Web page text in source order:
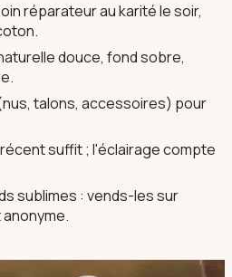
réparateur au karité le soir,
douce, fond sobre,
talons, accessoires) pour
suffit ; l'éclairage compte
sublimes : vends-les sur